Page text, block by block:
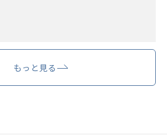
もっと見る